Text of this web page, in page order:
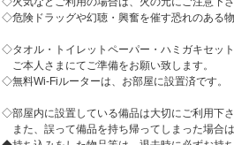
◇危険ドラッグや幻聴・興奮を催す恐れのある
◇タオル・トイレットペーパー・ハミガキセッ
ご本人さまにてご準備をお願い致します。
◇無料Wi-Fiルーターは、お部屋に設置済です。
◇部屋内に設置している備品は大切にご利用下
また、誤って備品を持ち帰ってしまった場合